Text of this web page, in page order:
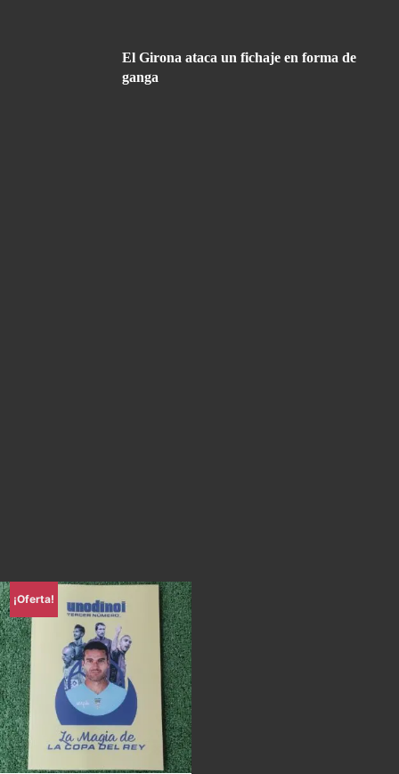
El Girona ataca un fichaje en forma de
ganga
¡Oferta!